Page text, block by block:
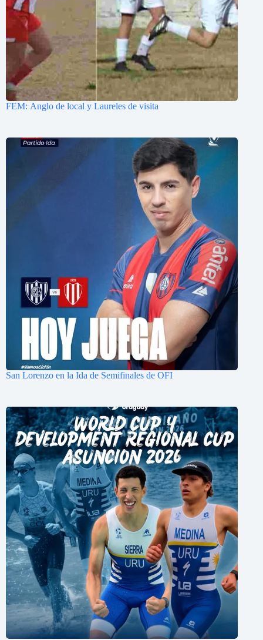
FEM: Anglo de local y Laureles de visita
San Lorenzo en la Ida de Semifinales de OFI